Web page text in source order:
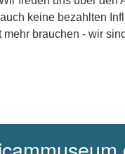
keine bezahlten
brauchen - wir